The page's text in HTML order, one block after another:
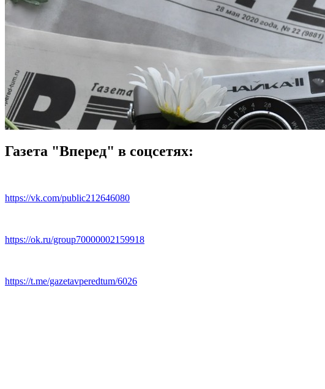
Газета "Вперед" в соцсетях:
https://vk.com/public212646080
https://ok.ru/group70000002159918
https://t.me/gazetavperedtum/6026